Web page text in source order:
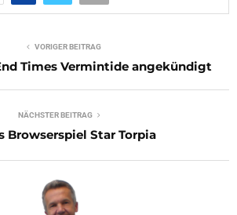
VORIGER BEITRAG
Times Vermintide angekündigt
NÄCHSTER BEITRAG
Browserspiel Star Torpia